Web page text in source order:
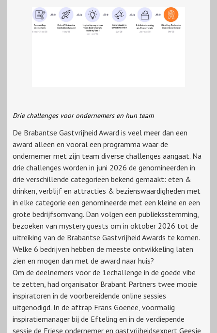
Drie challenges voor ondernemers en hun team
De Brabantse Gastvrijheid Award is veel meer dan een
award alleen en vooral een programma waar de
ondernemer met zijn team diverse challenges aangaat. Na
drie challenges worden in juni 2026 de genomineerden in
drie verschillende categorieën bekend gemaakt: eten &
drinken, verblijf en attracties & bezienswaardigheden met
in elke categorie een genomineerde met een kleine en een
grote bedrijfsomvang. Dan volgen een publieksstemming,
bezoeken van mystery guests om in oktober 2026 tot de
uitreiking van de Brabantse Gastvrijheid Awards te komen.
Welke 6 bedrijven hebben de meeste ontwikkeling laten
zien en mogen dan met de award naar huis?
Om de deelnemers voor de 1echallenge in de goede vibe
te zetten, had organisator Brabant Partners twee mooie
inspiratoren in de voorbereidende online sessies
uitgenodigd. In de aftrap Frans Goenee, voormalig
inspiratiemanager bij de Efteling en in de verdiepende
sessie de Friese ondernemer en gastvrijheidsexpert Geesje